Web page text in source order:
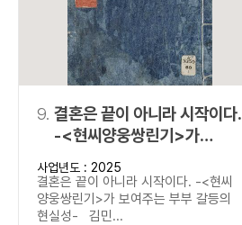
9. 결혼은 끝이 아니라 시작이다.
-<현씨양웅쌍린기>가
보여주는 부부 갈등의
현실성-
사업년도 : 2025
결혼은 끝이 아니라 시작이다. -<현씨
양웅쌍린기>가 보여주는 부부 갈등의
현실성- 김민...